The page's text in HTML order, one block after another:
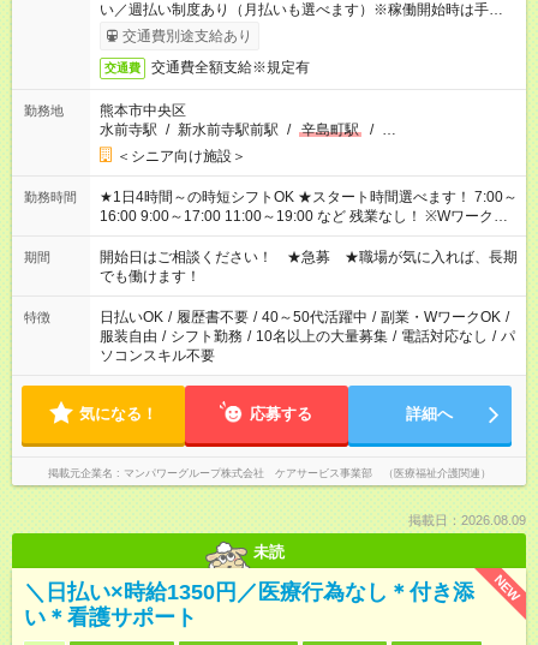
い／週払い制度あり（月払いも選べます）※稼働開始時は手続き
完了次第のお支払いとなります。
交通費別途支給あり
交通費 交通費全額支給※規定有
勤務地
熊本市中央区
水前寺駅 / 新水前寺駅前駅 / 辛島町駅 / …
＜シニア向け施設＞
勤務時間
★1日4時間～の時短シフトOK ★スタート時間選べます！ 7:00～
16:00 9:00～17:00 11:00～19:00 など 残業なし！ ※Wワークの
場合、他のお仕事と合わせ週40時間超の就業はご案内できませ
ん ※法令に基づき、週20時間以上勤務は社会保険への加入対象
となります ※労働者派遣法（日雇い派遣の原則禁止）により、
短時間・短期間の就業はご案内が難しい場合があります
期間
開始日はご相談ください！ ★急募 ★職場が気に入れば、長期
でも働けます！
特徴 日払いOK / 履歴書不要 / 40～50代活躍中 / 副業・WワークOK /
服装自由 / シフト勤務 / 10名以上の大量募集 / 電話対応なし / パ
ソコンスキル不要
気になる！ 応募する 詳細へ
掲載元企業名 マンパワーグループ株式会社 ケアサービス事業部 （医療福祉介護関連）
掲載日：2026.08.09
未読
NEW
＼日払い×時給1350円／医療行為なし＊付き添
い＊看護サポート